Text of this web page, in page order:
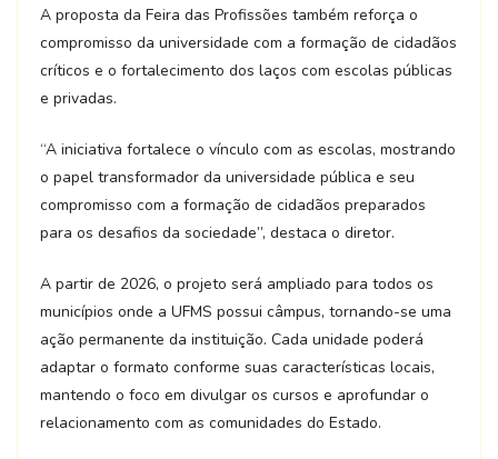
A proposta da Feira das Profissões também reforça o
compromisso da universidade com a formação de cidadãos
críticos e o fortalecimento dos laços com escolas públicas
e privadas.
“A iniciativa fortalece o vínculo com as escolas, mostrando
o papel transformador da universidade pública e seu
compromisso com a formação de cidadãos preparados
para os desafios da sociedade”, destaca o diretor.
A partir de 2026, o projeto será ampliado para todos os
municípios onde a UFMS possui câmpus, tornando-se uma
ação permanente da instituição. Cada unidade poderá
adaptar o formato conforme suas características locais,
mantendo o foco em divulgar os cursos e aprofundar o
relacionamento com as comunidades do Estado.